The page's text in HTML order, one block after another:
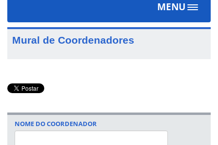
MENU
Toggle
Mural de Coordenadores
NOME DO COORDENADOR